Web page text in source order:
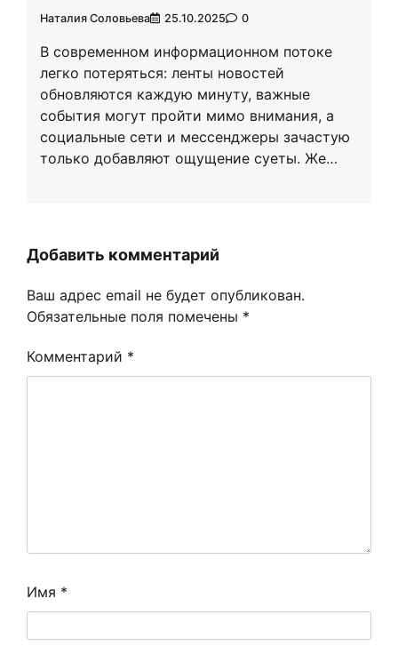
Наталия Соловьева 25.10.2025 0
В современном информационном потоке
легко потеряться: ленты новостей
обновляются каждую минуту, важные
события могут пройти мимо внимания, а
социальные сети и мессенджеры зачастую
только добавляют ощущение суеты. Же…
Добавить комментарий
Ваш адрес email не будет опубликован.
Обязательные поля помечены *
Комментарий *
Имя *